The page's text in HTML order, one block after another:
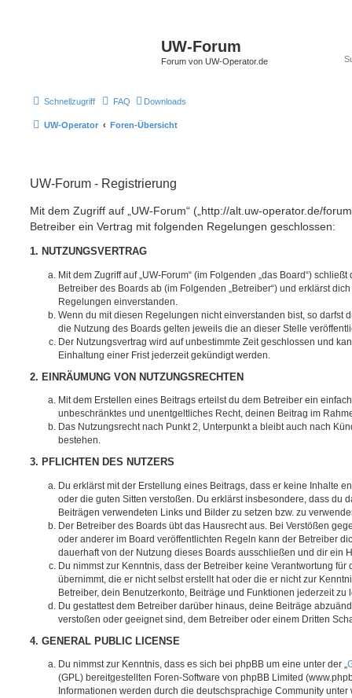
UW-Forum
Forum von UW-Operator.de
Schnellzugriff FAQ Downloads
UW-Operator Foren-Übersicht
UW-Forum - Registrierung
Mit dem Zugriff auf „UW-Forum“ („http://alt.uw-operator.de/
Betreiber ein Vertrag mit folgenden Regelungen geschlossen:
1. NUTZUNGSVERTRAG
Mit dem Zugriff auf „UW-Forum“ (im Folgenden „das Board“)
Betreiber des Boards ab (im Folgenden „Betreiber“) und erklärst
Regelungen einverstanden.
Wenn du mit diesen Regelungen nicht einverstanden bist, so darfst
die Nutzung des Boards gelten jeweils die an dieser Stelle
Der Nutzungsvertrag wird auf unbestimmte Zeit geschlossen und
Einhaltung einer Frist jederzeit gekündigt werden.
2. EINRÄUMUNG VON NUTZUNGSRECHTEN
Mit dem Erstellen eines Beitrags erteilst du dem Betreiber ein
unbeschränktes und unentgeltliches Recht, deinen Beitrag im
Das Nutzungsrecht nach Punkt 2, Unterpunkt a bleibt auch nach
bestehen.
3. PFLICHTEN DES NUTZERS
Du erklärst mit der Erstellung eines Beitrags, dass er keine Inhalte
oder die guten Sitten verstoßen. Du erklärst insbesondere, dass du
Beiträgen verwendeten Links und Bilder zu setzen bzw. zu
Der Betreiber des Boards übt das Hausrecht aus. Bei Verstößen
oder anderer im Board veröffentlichten Regeln kann der Betreiber
dauerhaft von der Nutzung dieses Boards ausschließen und dir ein
Du nimmst zur Kenntnis, dass der Betreiber keine Verantwortung für
übernimmt, die er nicht selbst erstellt hat oder die er nicht zur
Betreiber, dein Benutzerkonto, Beiträge und Funktionen jederzeit zu
Du gestattest dem Betreiber darüber hinaus, deine Beiträge
verstoßen oder geeignet sind, dem Betreiber oder einem Dritten
4. GENERAL PUBLIC LICENSE
Du nimmst zur Kenntnis, dass es sich bei phpBB um eine unter der „
(GPL) bereitgestellten Foren-Software von phpBB Limited
Informationen werden durch die deutschsprachige Community